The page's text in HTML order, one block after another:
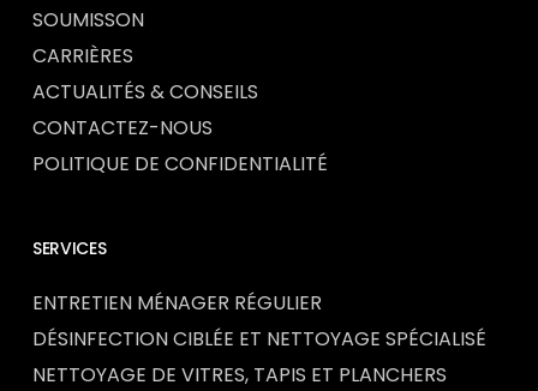
SOUMISSON
CARRIÈRES
ACTUALITÉS & CONSEILS
CONTACTEZ-NOUS
POLITIQUE DE CONFIDENTIALITÉ
SERVICES
ENTRETIEN MÉNAGER RÉGULIER
DÉSINFECTION CIBLÉE ET NETTOYAGE SPÉCIALISÉ
NETTOYAGE DE VITRES, TAPIS ET PLANCHERS